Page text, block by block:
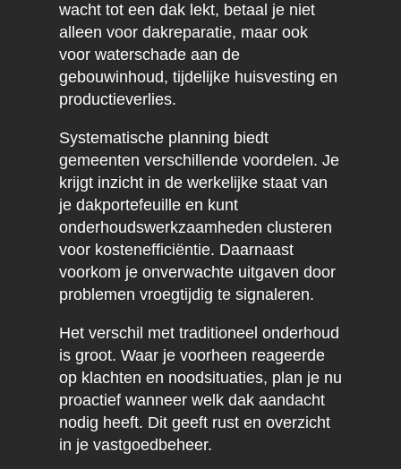
wacht tot een dak lekt, betaal je niet
alleen voor dakreparatie, maar ook
voor waterschade aan de
gebouwinhoud, tijdelijke huisvesting en
productieverlies.
Systematische planning biedt
gemeenten verschillende voordelen. Je
krijgt inzicht in de werkelijke staat van
je dakportefeuille en kunt
onderhoudswerkzaamheden clusteren
voor kostenefficiëntie. Daarnaast
voorkom je onverwachte uitgaven door
problemen vroegtijdig te signaleren.
Het verschil met traditioneel onderhoud
is groot. Waar je voorheen reageerde
op klachten en noodsituaties, plan je nu
proactief wanneer welk dak aandacht
nodig heeft. Dit geeft rust en overzicht
in je vastgoedbeheer.